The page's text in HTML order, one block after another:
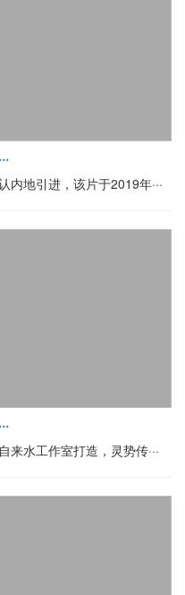
地引进，该片于2019年···
水工作室打造，灵势传···